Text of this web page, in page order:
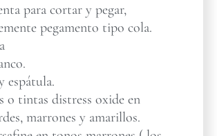
para cortar y pegar,
pegamento tipo cola.
espátula.
o tintas distress oxide en
marrones y amarillos.